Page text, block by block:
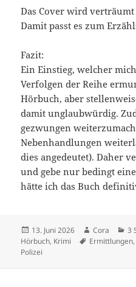
Das Cover wird
Damit passt es zum
Fazit:
Ein Einstieg, welcher
Verfolgen der Reihe
Hörbuch, aber
damit unglaubwürdig.
gezwungen
Nebenhandlungen
dies angedeutet). Daher
und gebe nur bedingt
hätte ich das Buch
Veröffentlicht
am
13. Juni 2026 Autor
Cora 3
Hörbuch, Krimi Schlagwörter
Ermittlungen,
Polizei